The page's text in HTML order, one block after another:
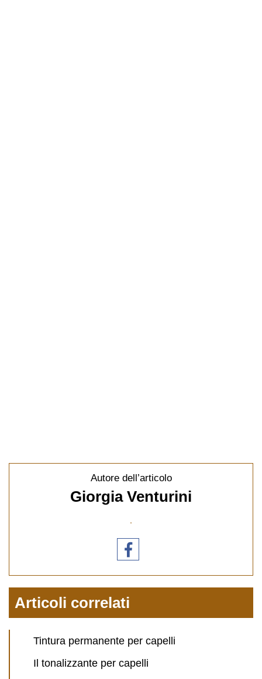
Autore dell’articolo
Giorgia Venturini
Articoli correlati
Tintura permanente per capelli
Il tonalizzante per capelli